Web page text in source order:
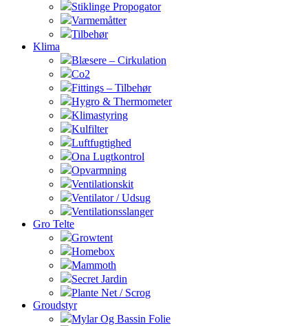
Stiklinge Propogator
Varmemåtter
Tilbehør
Klima
Blæsere – Cirkulation
Co2
Fittings – Tilbehør
Hygro & Thermometer
Klimastyring
Kulfilter
Luftfugtighed
Ona Lugtkontrol
Opvarmning
Ventilationskit
Ventilator / Udsug
Ventilationsslanger
Gro Telte
Growtent
Homebox
Mammoth
Secret Jardin
Plante Net / Scrog
Groudstyr
Mylar Og Bassin Folie